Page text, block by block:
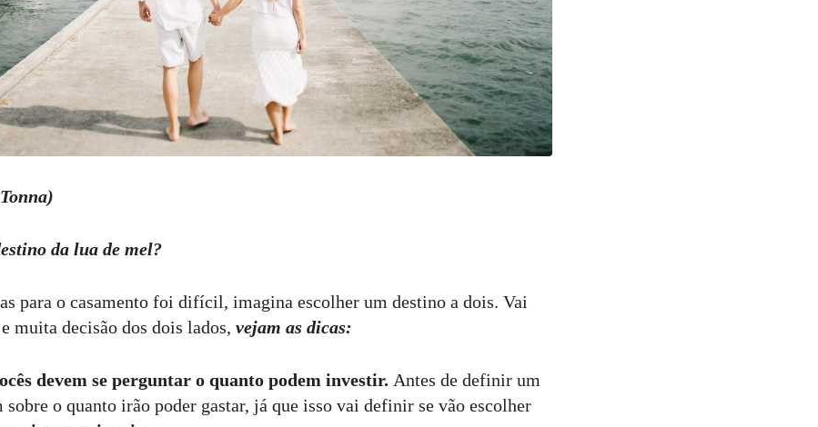
da lua de mel?
para o casamento foi difícil, imagina escolher um destino a dois. Vai
muita decisão dos dois lados, vejam as dicas:
devem se perguntar o quanto podem investir. Antes de definir um
sobre o quanto irão poder gastar, já que isso vai definir se vão escolher